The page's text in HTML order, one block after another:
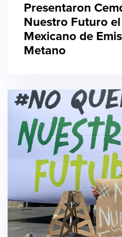
Presentaron
Nuestro Futuro
Mexicano de
Metano